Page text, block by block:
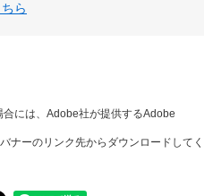
ら
には、Adobe社が提供するAdobe
ナーのリンク先からダウンロードしてく